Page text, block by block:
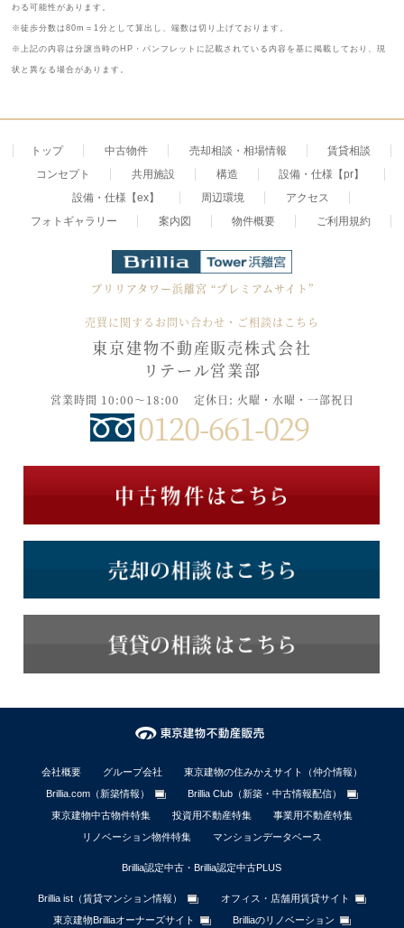
わる可能性があります。
※徒歩分数は80m＝1分として算出し、端数は切り上げております。
※上記の内容は分譲当時のHP・パンフレットに記載されている内容を基に掲載しており、現
状と異なる場合があります。
トップ 中古物件 売却相談・相場情報
賃貸相談
コンセプト
共用施設 構造
設備・仕様【pr】
設備・仕様【ex】
周辺環境
アクセス
フォトギャラリー
案内図 物件概要 ご利用規約
ブリリアタワー浜離宮 “プレミアムサイト”
売買に関するお問い合わせ・ご相談はこちら
東京建物不動産販売株式会社
リテール営業部
営業時間 10:00～18:00 定休日: 火曜・水曜・一部祝日
0120-661-029
会社概要 グループ会社
東京建物の住みかえサイト（仲介情報）
Brillia.com（新築情報）
Brillia Club（新築・中古情報配信）
東京建物中古物件特集
投資用不動産特集
事業用不動産特集
リノベーション物件特集
マンションデータベース
Brillia認定中古・Brillia認定中古PLUS
Brillia ist（賃貸マンション情報）
オフィス・店舗用賃貸サイト
東京建物Brilliaオーナーズサイト
Brilliaのリノベーション